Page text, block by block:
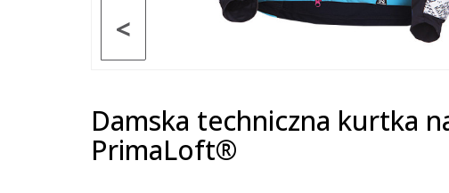
<
Damska techniczna kurtka
PrimaLoft®